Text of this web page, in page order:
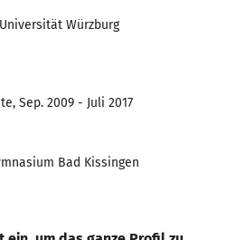
Würzburg
Sep. 2009 - Juli 2017
Bad Kissingen